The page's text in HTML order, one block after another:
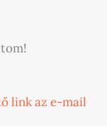
link az e-mail